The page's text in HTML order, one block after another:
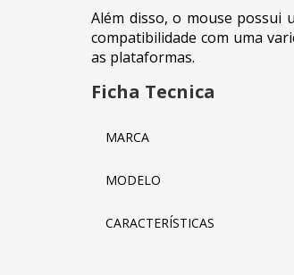
Além disso, o mouse possui
compatibilidade com uma
as plataformas.
Ficha Tecnica
MARCA
MODELO
CARACTERÍSTICAS